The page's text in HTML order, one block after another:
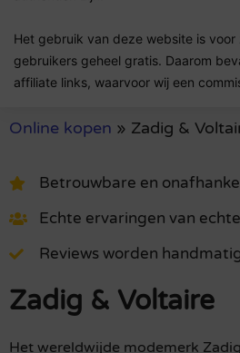
Het gebruik van deze website is
gebruikers geheel gratis. Daarom
affiliate links, waarvoor wij een
Online kopen » Zadig &
Betrouwbare en
Echte ervaringen van
Reviews worden
Zadig & Voltaire
Het wereldwijde modemerk